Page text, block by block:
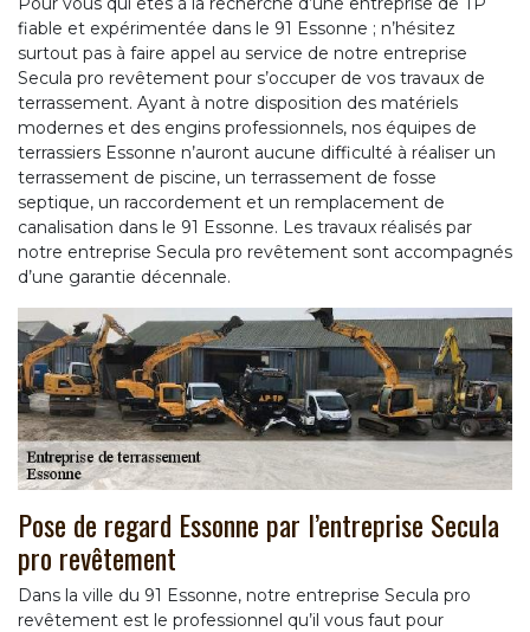
fiable et expérimentée dans le 91 Essonne ; n’hésitez
surtout pas à faire appel au service de notre entreprise
Secula pro revêtement pour s’occuper de vos travaux de
terrassement. Ayant à notre disposition des matériels
modernes et des engins professionnels, nos équipes de
terrassiers Essonne n’auront aucune difficulté à réaliser un
terrassement de piscine, un terrassement de fosse
septique, un raccordement et un remplacement de
canalisation dans le 91 Essonne. Les travaux réalisés par
notre entreprise Secula pro revêtement sont accompagnés
d’une garantie décennale.
Pose de regard Essonne par l’entreprise Secula
pro revêtement
Dans la ville du 91 Essonne, notre entreprise Secula pro
revêtement est le professionnel qu’il vous faut pour